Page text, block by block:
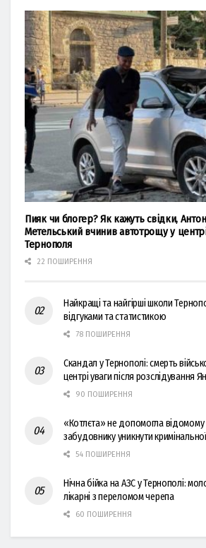
Пияк чи блогер? Як кажуть свідки, Антон
Метельський вчинив автотрощу у
Тернополя
22 ПОШИРЕННЯ
Найкращі та найгірші школи
відгуками та статистикою
78 ПОШИРЕННЯ
Скандал у Тернополі: смерть
центрі уваги після розслідування
90 ПОШИРЕННЯ
«Котлєта» не допомогла відомому
забудовнику уникнути
54 ПОШИРЕННЯ
Нічна бійка на АЗС у Тернополі:
лікарні з переломом черепа
60 ПОШИРЕННЯ